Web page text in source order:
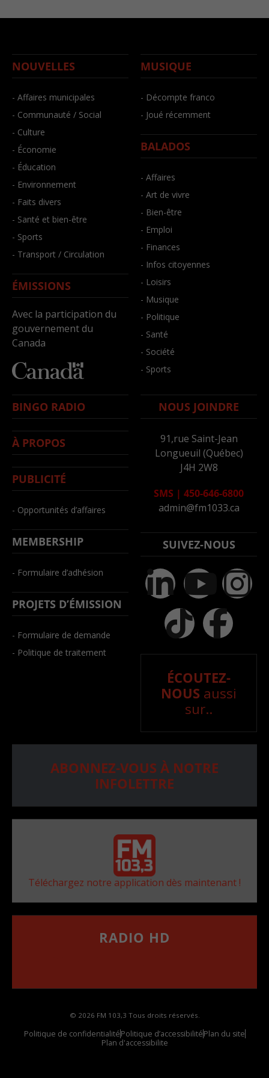
NOUVELLES
- Affaires municipales
- Communauté / Social
- Culture
- Économie
- Éducation
- Environnement
- Faits divers
- Santé et bien-être
- Sports
- Transport / Circulation
ÉMISSIONS
Avec la participation du
gouvernement du
Canada
MUSIQUE
- Décompte franco
- Joué récemment
BALADOS
- Affaires
- Art de vivre
- Bien-être
- Emploi
- Finances
- Infos citoyennes
- Loisirs
- Musique
- Politique
- Santé
- Société
- Sports
BINGO RADIO
À PROPOS
PUBLICITÉ
- Opportunités d’affaires
MEMBERSHIP
- Formulaire d’adhésion
PROJETS D’ÉMISSION
- Formulaire de demande
- Politique de traitement
NOUS JOINDRE
91,rue Saint-Jean
Longueuil (Québec)
J4H 2W8
SMS | 450-646-6800
admin@fm1033.ca
SUIVEZ-NOUS
ÉCOUTEZ-
NOUS aussi
sur..
ABONNEZ-VOUS À NOTRE
INFOLETTRE
Téléchargez notre application dès maintenant !
RADIO HD
© 2026 FM 103,3 Tous droits réservés.
Politique de confidentialitéPolitique d’accessibilitéPlan du site
Plan d'accessibilite